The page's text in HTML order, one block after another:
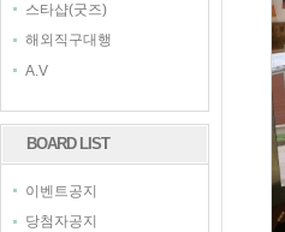
스타샵(굿즈)
해외직구대행
A.V
BOARD LIST
이벤트공지
당첨자공지